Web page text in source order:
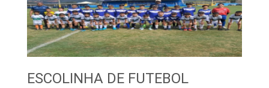
ESCOLINHA DE FUTEBOL